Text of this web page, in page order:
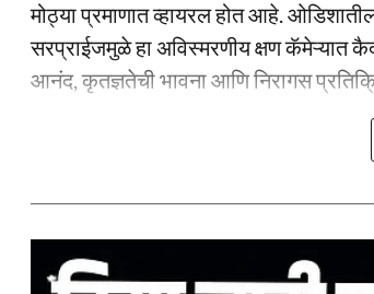
मोठ्या प्रमाणात व्हायरल होत आहे.
सरप्राईजमुळे हा अविस्मरणीय क्षण कॅमेऱ्यात
आनंद, कृतज्ञतेची भावना आणि निरागस